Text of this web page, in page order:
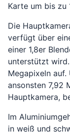
Karte um bis zu
Die
verfügt über
einer 1,8er
unterstützt
Megapixeln auf.
ansonsten 7,92
Hauptkamera,
Im
in weiß und